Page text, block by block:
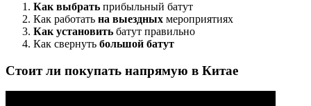
Как выбрать прибыльный батут
Как работать на выездных мероприятиях
Как установить батут правильно
Как свернуть большой батут
Стоит ли покупать напрямую в Китае